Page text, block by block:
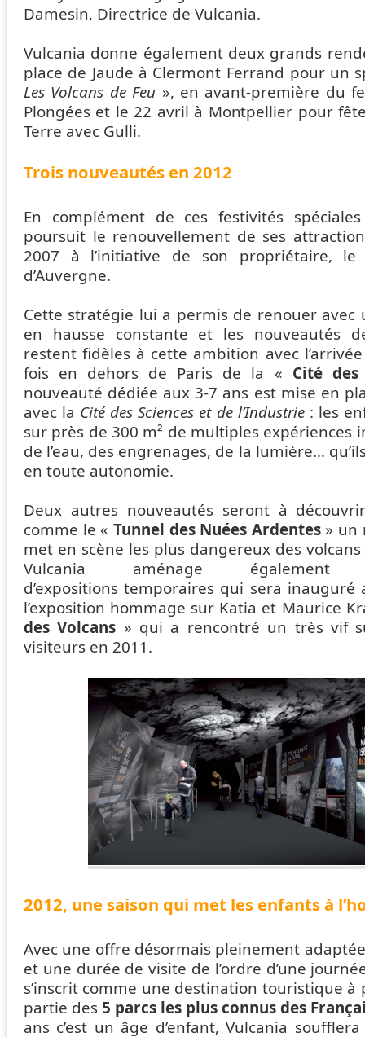
Damesin, Directrice de Vulcania.
Vulcania donne également deux grands
place de Jaude à Clermont Ferrand pour un
Les Volcans de Feu », en avant-première du
Plongées et le 22 avril à Montpellier pour
Terre avec Gulli.
Trois nouveautés en 2012
En complément de ces festivités
poursuit le renouvellement de ses
2007 à l’initiative de son propriétaire, le
d’Auvergne.
Cette stratégie lui a permis de renouer avec
en hausse constante et les nouveautés
restent fidèles à cette ambition avec
fois en dehors de Paris de la « Cité des
nouveauté dédiée aux 3-7 ans est mise en
avec la Cité des Sciences et de l’Industrie: les
sur près de 300 m² de multiples expériences
de l’eau, des engrenages, de la lumière…
en toute autonomie.
Deux autres nouveautés seront à
comme le « Tunnel des Nuées Ardentes» un
met en scène les plus dangereux des
Vulcania aménage
d’expositions temporaires qui sera inauguré
l’exposition hommage sur Katia et Maurice
des Volcans » qui a rencontré un très vif
visiteurs en 2011.
2012, une saison qui met les enfants à
Avec une offre désormais pleinement
et une durée de visite de l’ordre d’une
s’inscrit comme une destination touristique
partie des 5 parcs les plus connus des
ans c’est un âge d’enfant, Vulcania